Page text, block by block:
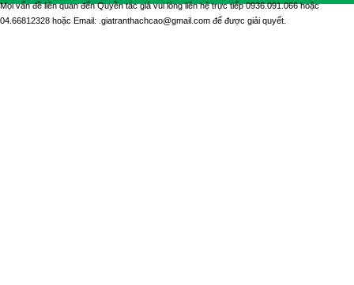
Mọi vấn đề liên quan đến Quyền tác giả vui lòng liên hệ trực tiếp 0936.091.066 hoặc
04.66812328 hoặc Email: .giatranthachcao@gmail.com để được giải quyết.